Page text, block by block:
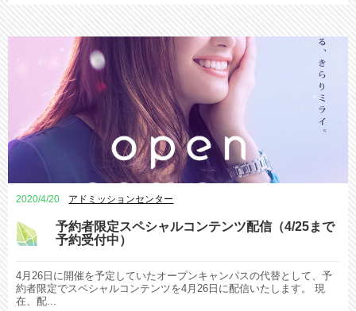
2020/4/20 アドミッションセンター
予約者限定スペシャルコンテンツ配信（4/25まで
予約受付中）
4月26日に開催を予定していたオープンキャンパスの代替として、予
約者限定でスペシャルコンテンツを4月26日に配信いたします。 現
在、配...